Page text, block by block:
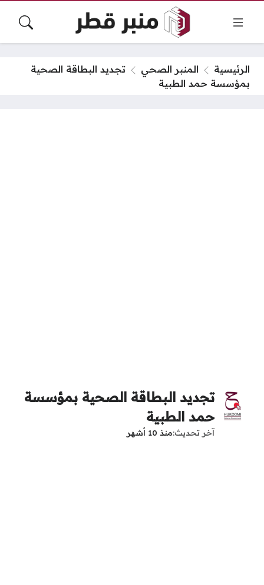
الرئيسية المنبر الصحي
تجديد البطاقة الصحية
بمؤسسة حمد الطبية
تجديد البطاقة الصحية بمؤسسة
حمد الطبية
آخر تحديث منذ 10 أشهر